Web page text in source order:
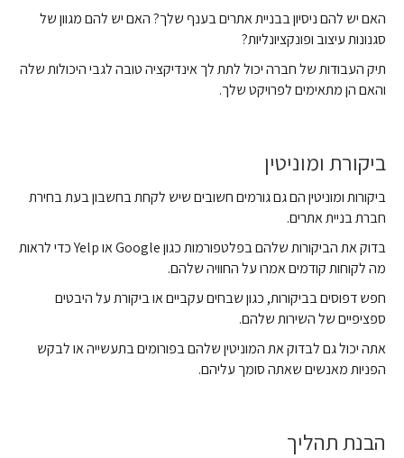
האם יש להם ניסיון בבניית אתרים בענף שלך? האם יש להם מגוון של
סגנונות עיצוב ופונקציונליות?
תיק העבודות של חברה יכול לתת לך אינדיקציה טובה לגבי היכולות שלה
והאם הן מתאימים לפרויקט שלך.
ביקורת ומוניטין
ביקורות ומוניטין הם גם גורמים חשובים שיש לקחת בחשבון בעת בחירת
חברת בניית אתרים.
בדוק את הביקורות שלהם בפלטפורמות כגון Google או Yelp כדי לראות
מה לקוחות קודמים אמרו על החוויה שלהם.
חפש דפוסים בביקורות, כגון שבחים עקביים או ביקורת על היבטים
ספציפיים של השירות שלהם.
אתה יכול גם לבדוק את המוניטין שלהם בפורומים בתעשייה או לבקש
הפניות מאנשים שאתה סומך עליהם.
הבנת תהליך